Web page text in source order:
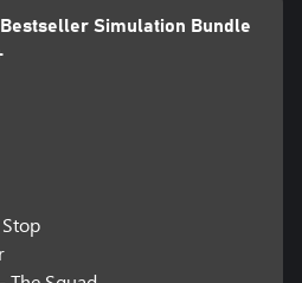
Simulation Bundle